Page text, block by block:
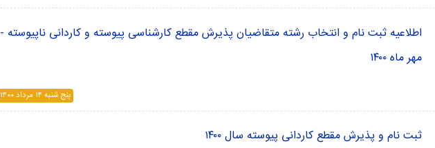
اطلاعیه ثبت نام و انتخاب رشته متقاضیان پذیرش مقطع کارشناسی پیوسته و کاردانی ناپیوسته -
مهر ماه ۱۴۰۰
پنج شنبه ۱۴ مرداد ۱۴۰۰
ثبت نام و پذیرش مقطع کاردانی پیوسته سال ۱۴۰۰